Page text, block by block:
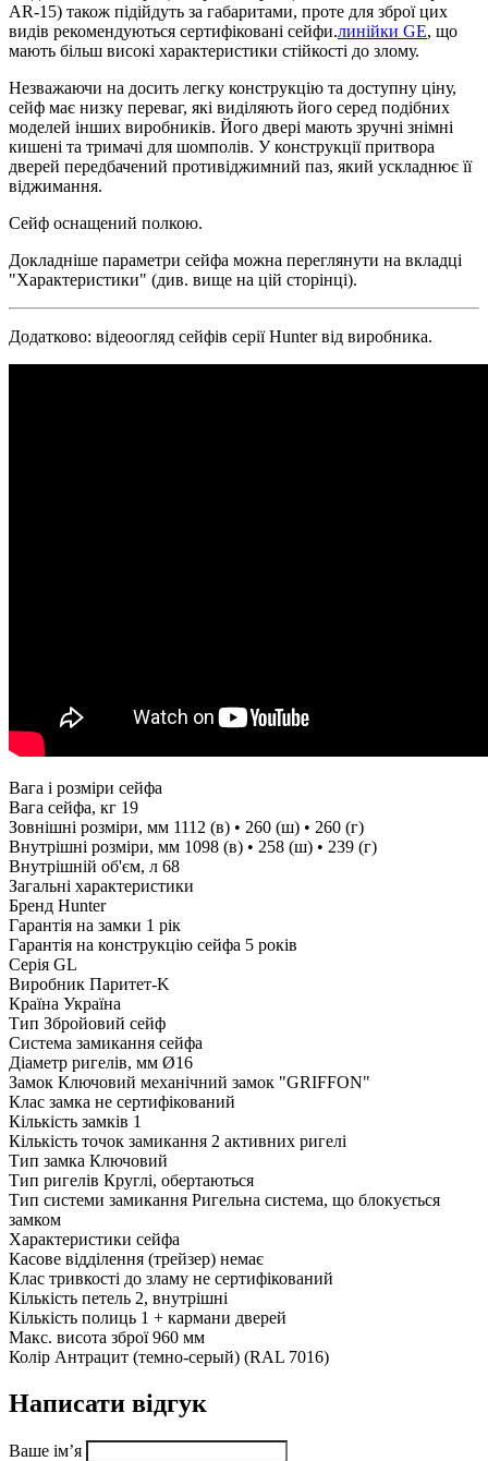
AR-15) також підійдуть за габаритами, проте для зброї цих
видів рекомендуються сертифіковані сейфи.линійки GE, що
мають більш високі характеристики стійкості до злому.
Незважаючи на досить легку конструкцію та доступну ціну,
сейф має низку переваг, які виділяють його серед подібних
моделей інших виробників. Його двері мають зручні знімні
кишені та тримачі для шомполів. У конструкції притвора
дверей передбачений противіджимний паз, який ускладнює її
віджимання.
Сейф оснащений полкою.
Докладніше параметри сейфа можна переглянути на вкладці
"Характеристики" (див. вище на цій сторінці).
Додатково: відеоогляд сейфів серії Hunter від виробника.
Вага і розміри сейфа
Вага сейфа, кг 19
Зовнішні розміри, мм 1112 (в) • 260 (ш) • 260 (г)
Внутрішні розміри, мм 1098 (в) • 258 (ш) • 239 (г)
Внутрішній об'єм, л 68
Загальні характеристики
Бренд Hunter
Гарантія на замки 1 рік
Гарантія на конструкцію сейфа 5 років
Серія GL
Виробник Паритет-K
Країна Україна
Тип Збройовий сейф
Система замикання сейфа
Діаметр ригелів, мм Ø16
Замок Ключовий механічний замок "GRIFFON"
Клас замка не сертифікований
Кількість замків 1
Кількість точок замикання 2 активних ригелі
Тип замка Ключовий
Тип ригелів Круглі, обертаються
Тип системи замикання Ригельна система, що блокується
замком
Характеристики сейфа
Касове відділення (трейзер) немає
Клас тривкості до зламу не сертифікований
Кількість петель 2, внутрішні
Кількість полиць 1 + кармани дверей
Макс. висота зброї960 мм
Колір Антрацит (темно-серый) (RAL 7016)
Написати відгук
Ваше ім’я